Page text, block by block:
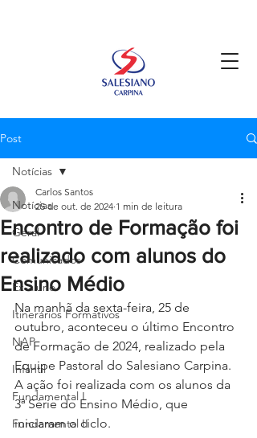
Post
Notícias
Geral
Comunicados
Ex-aluno
Itinerários Formativos
NAP
Infantil
Fundamental I
Fundamental II
Notícias
Encontro de Formação foi
realizado com alunos do
Ensino Médio
Carlos Santos
25 de out. de 2024 1 min de leitura
Na manhã da sexta-feira, 25 de
outubro, aconteceu o último Encontro
de Formação de 2024, realizado pela
Equipe Pastoral do Salesiano Carpina.
A ação foi realizada com os alunos da
3ª Série do Ensino Médio, que
iniciaram o ciclo.